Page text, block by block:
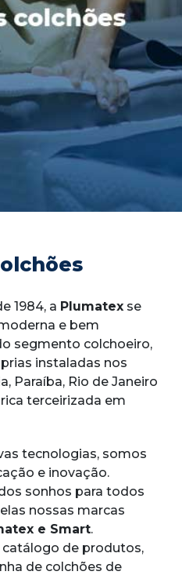
1984, a Plumatexse
e bem
segmento colchoeiro,
instaladas nos
Paraíba, Rio de Janeiro
terceirizada em
tecnologias, somos
e inovação.
sonhos para todos
nossas marcas
e Smart.
de produtos,
de colchões de